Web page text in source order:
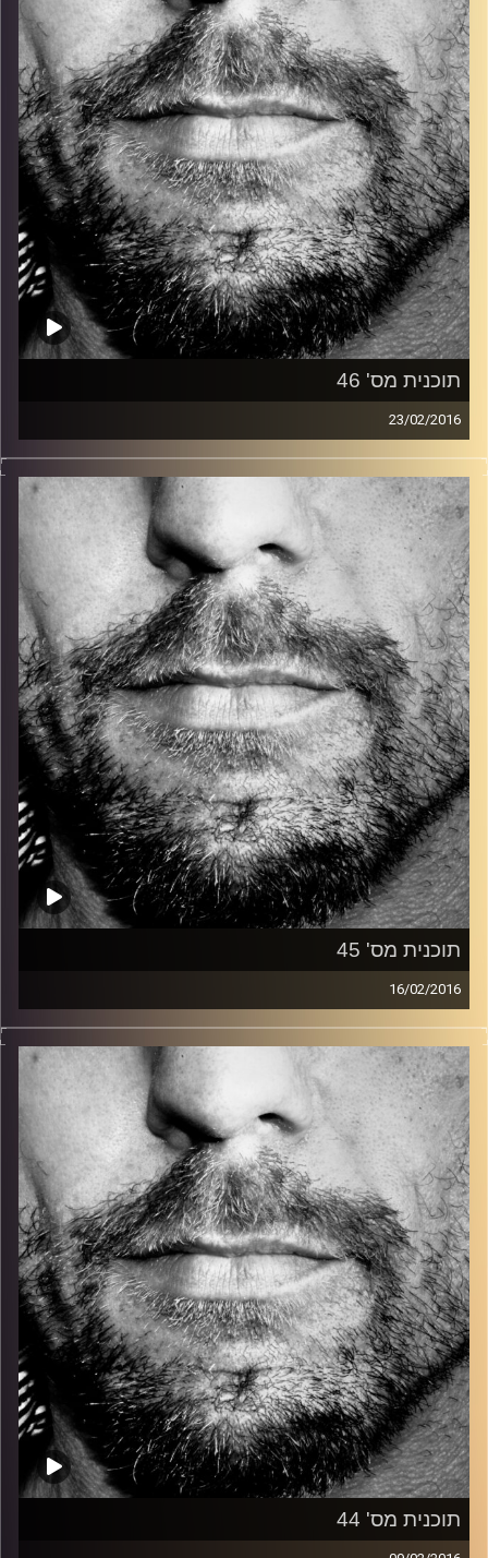
קרדיט תמונות: David Goehring
תוכנית מס' 46
23/02/2016
זיפים, מוזיקה מחוספסת של הופעות חיות. הרבה ג'אם, רוק,
בלוז, bluegrass, ג'אז, Fאנק, פרוגרסיב ואפילו אלקטרוניקה.
כל מה שחי, אמיתי ונושם.
עם שמוליק רגב.
קרדיט תמונות: David Goehring
תוכנית מס' 45
16/02/2016
זיפים, מוזיקה מחוספסת של הופעות חיות. הרבה ג'אם, רוק,
בלוז, bluegrass, ג'אז, Fאנק, פרוגרסיב ואפילו אלקטרוניקה.
כל מה שחי, אמיתי ונושם.
עם שמוליק רגב.
קרדיט תמונות: David Goehring
תוכנית מס' 44